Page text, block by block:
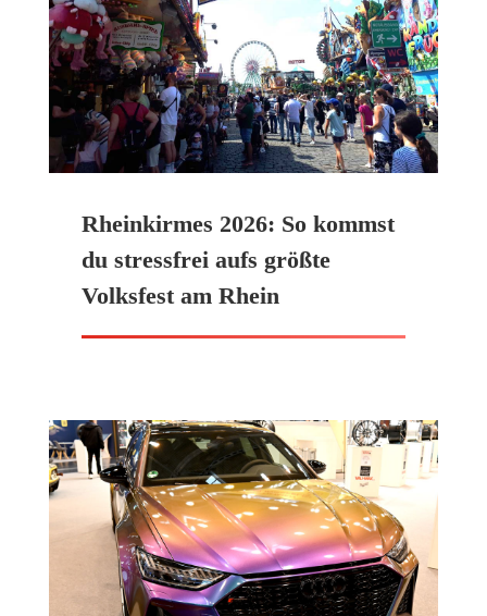
Rheinkirmes 2026: So kommst
du stressfrei aufs größte
Volksfest am Rhein